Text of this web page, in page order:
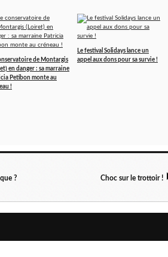
de Montargis
en danger : sa marraine
Petibon monte au
!
Le festival Solidays lance un
appel aux dons pour sa survie !
? Choc sur le trottoir !